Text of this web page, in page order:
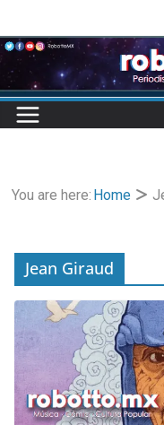
to
content
You are here: Home
Jean Giraud